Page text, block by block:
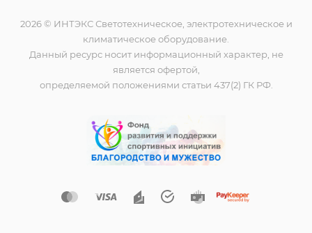
2026 © ИНТЭКС Светотехническое, электротехническое и
климатическое оборудование.
Данный ресурс носит информационный характер, не
является офертой,
определяемой положениями статьи 437(2) ГК РФ.